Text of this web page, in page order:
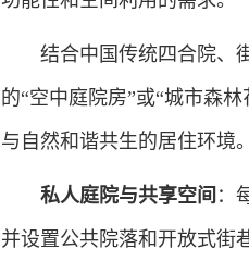
结合中国传统四合院、街
的“空中庭院房”或“城市森
与自然和谐共生的居住环境
私人庭院与共享空间 ：
并设置公共院落和开放式街